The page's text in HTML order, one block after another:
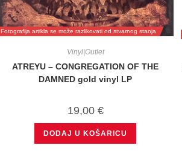
Fotografija artikla se može razlikovati od stvarnog stanja
Vinyl|Outlet
ATREYU – CONGREGATION OF THE
DAMNED gold vinyl LP
19,00 €
DODAJ U KOŠARICU